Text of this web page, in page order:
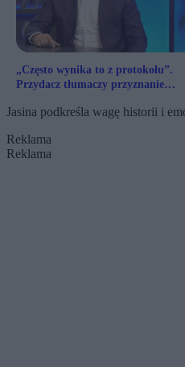
„Często wynika to z protokołu”.
Przydacz tłumaczy przyznanie
Jasina podkreśla wagę historii i
Reklama
Reklama